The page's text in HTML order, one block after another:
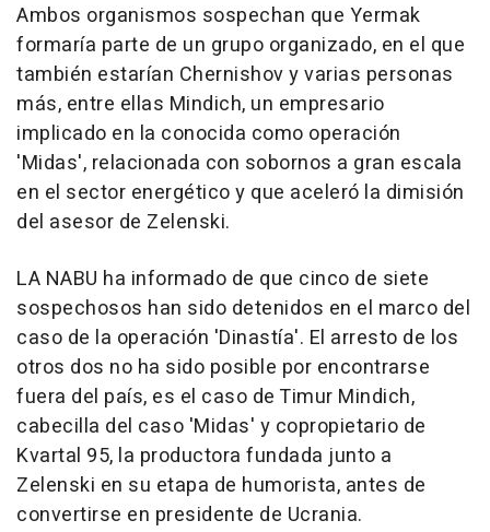
Ambos organismos sospechan que Yermak
formaría parte de un grupo organizado, en el que
también estarían Chernishov y varias personas
más, entre ellas Mindich, un empresario
implicado en la conocida como operación
'Midas', relacionada con sobornos a gran escala
en el sector energético y que aceleró la dimisión
del asesor de Zelenski.
LA NABU ha informado de que cinco de siete
sospechosos han sido detenidos en el marco del
caso de la operación 'Dinastía'. El arresto de los
otros dos no ha sido posible por encontrarse
fuera del país, es el caso de Timur Mindich,
cabecilla del caso 'Midas' y copropietario de
Kvartal 95, la productora fundada junto a
Zelenski en su etapa de humorista, antes de
convertirse en presidente de Ucrania.